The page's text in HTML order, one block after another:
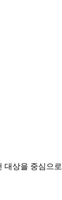
상을 중심으